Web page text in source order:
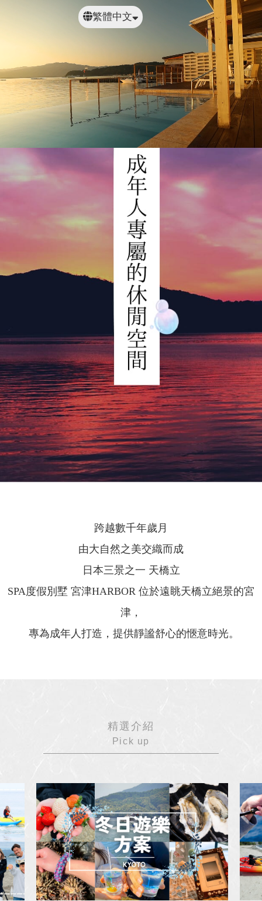
繁體中文
跨越數千年歲月
由大自然之美交織而成
日本三景之一 天橋立
SPA度假別墅 宮津HARBOR 位於遠眺天橋立絕景的宮
津，
專為成年人打造，提供靜謐舒心的愜意時光。
精選介紹
Pick up